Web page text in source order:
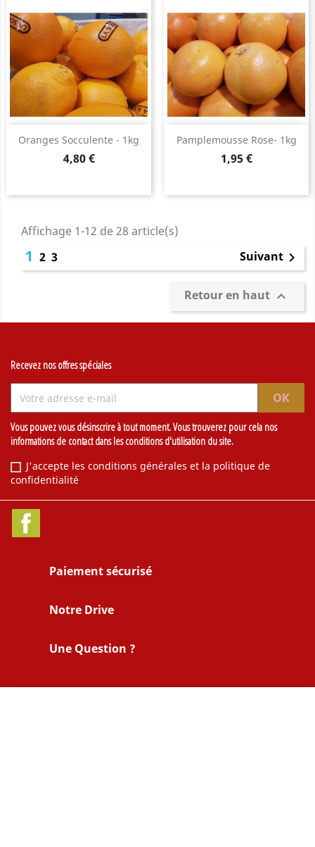
Oranges Socculente - 1kg
Prix
4,80 €
Pamplemousse Rose- 1kg
Prix
1,95 €
Affichage 1-12 de 28 article(s)
1 2 3 Suivant 
Retour en haut 
Recevez nos offres spéciales
Vous pouvez vous désinscrire à tout moment. Vous trouverez pour cela nos
informations de contact dans les conditions d'utilisation du site.
J'accepte les conditions générales et la politique de
confidentialité
Paiement sécurisé
Notre Drive
Une Question ?